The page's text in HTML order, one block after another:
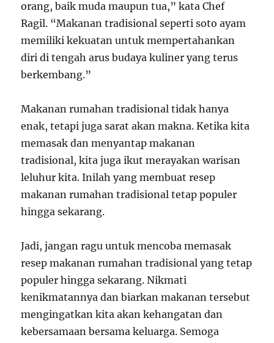
orang, baik muda maupun tua,” kata Chef
Ragil. “Makanan tradisional seperti soto ayam
memiliki kekuatan untuk mempertahankan
diri di tengah arus budaya kuliner yang terus
berkembang.”
Makanan rumahan tradisional tidak hanya
enak, tetapi juga sarat akan makna. Ketika kita
memasak dan menyantap makanan
tradisional, kita juga ikut merayakan warisan
leluhur kita. Inilah yang membuat resep
makanan rumahan tradisional tetap populer
hingga sekarang.
Jadi, jangan ragu untuk mencoba memasak
resep makanan rumahan tradisional yang tetap
populer hingga sekarang. Nikmati
kenikmatannya dan biarkan makanan tersebut
mengingatkan kita akan kehangatan dan
kebersamaan bersama keluarga. Semoga